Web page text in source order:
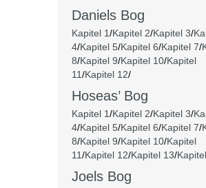
Daniels Bog
Kapitel 1/Kapitel 2/Kapitel 3/
4/Kapitel 5/Kapitel 6/Kapitel 7/
8/Kapitel 9/Kapitel 10/Kapitel
11/Kapitel 12/
Hoseas’ Bog
Kapitel 1/Kapitel 2/Kapitel 3/
4/Kapitel 5/Kapitel 6/Kapitel 7/
8/Kapitel 9/Kapitel 10/Kapitel
11/Kapitel 12/Kapitel 13/
Joels Bog